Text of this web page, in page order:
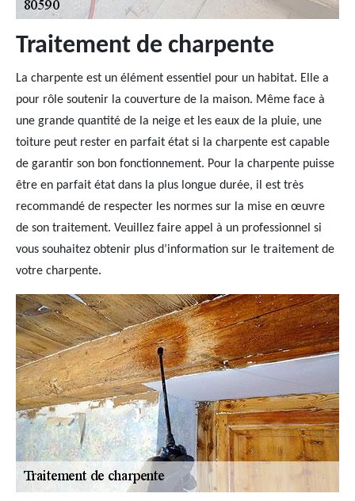
Traitement de charpente
La charpente est un élément essentiel pour un habitat. Elle a
pour rôle soutenir la couverture de la maison. Même face à
une grande quantité de la neige et les eaux de la pluie, une
toiture peut rester en parfait état si la charpente est capable
de garantir son bon fonctionnement. Pour la charpente puisse
être en parfait état dans la plus longue durée, il est très
recommandé de respecter les normes sur la mise en œuvre
de son traitement. Veuillez faire appel à un professionnel si
vous souhaitez obtenir plus d’information sur le traitement de
votre charpente.